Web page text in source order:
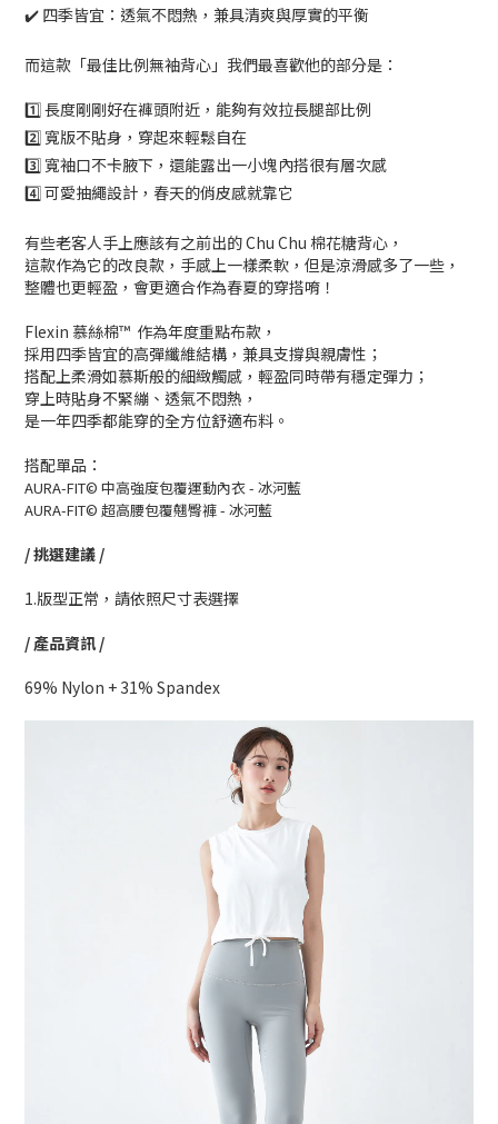
✔️ 四季皆宜： 透氣不悶熱，兼具清爽與厚實的平衡
而這款「最佳比例無袖背心」我們最喜歡他的部分是：
1️⃣ 長度剛剛好在褲頭附近，能夠有效拉長腿部比例
2️⃣ 寬版不貼身，穿起來輕鬆自在
3️⃣ 寬袖口不卡腋下，還能露出一小塊內搭很有層次感
4️⃣ 可愛抽繩設計，春天的俏皮感就靠它
有些老客人手上應該有之前出的 Chu Chu 棉花糖背心，
這款作為它的改良款，手感上一樣柔軟，但是涼滑感多了一些，
整體也更輕盈，會更適合作為春夏的穿搭唷！
Flexin 慕絲棉™ 作為年度重點布款，
採用四季皆宜的高彈纖維結構，兼具支撐與親膚性；
搭配上柔滑如慕斯般的細緻觸感，輕盈同時帶有穩定彈力；
穿上時貼身不緊繃、透氣不悶熱，
是一年四季都能穿的全方位舒適布料。
搭配單品：
AURA-FIT© 中高強度包覆運動內衣 - 冰河藍
AURA-FIT© 超高腰包覆翹臀褲 - 冰河藍
/ 挑選建議 /
1.版型正常，請依照尺寸表選擇
/ 產品資訊 /
69% Nylon + 31% Spandex